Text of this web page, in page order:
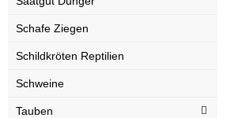
Schafe Ziegen
Schildkröten Reptilien
Schweine
Tauben